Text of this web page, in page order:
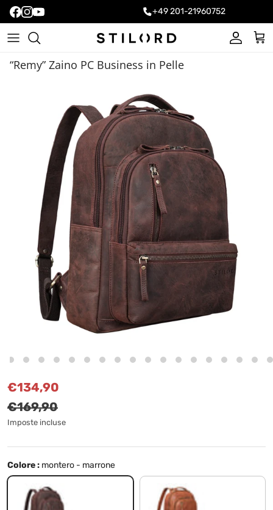
+49 201-21960752
Account
“Remy” Zaino PC Business in Pelle
Prezzo di vendita
€134,90
€169,90
Imposte incluse
Colore : montero - marrone